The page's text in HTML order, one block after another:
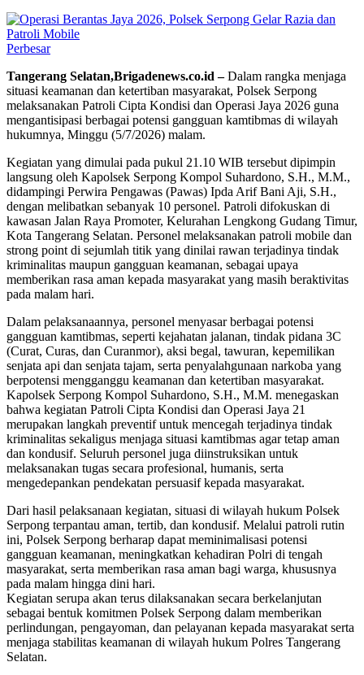
Perbesar
Tangerang Selatan,Brigadenews.co.id –Dalam rangka menjaga
situasi keamanan dan ketertiban masyarakat, Polsek Serpong
melaksanakan Patroli Cipta Kondisi dan Operasi Jaya 2026 guna
mengantisipasi berbagai potensi gangguan kamtibmas di wilayah
hukumnya, Minggu (5/7/2026) malam.
Kegiatan yang dimulai pada pukul 21.10 WIB tersebut dipimpin
langsung oleh Kapolsek Serpong Kompol Suhardono, S.H., M.M.,
didampingi Perwira Pengawas (Pawas) Ipda Arif Bani Aji, S.H.,
dengan melibatkan sebanyak 10 personel. Patroli difokuskan di
kawasan Jalan Raya Promoter, Kelurahan Lengkong Gudang Timur,
Kota Tangerang Selatan. Personel melaksanakan patroli mobile dan
strong point di sejumlah titik yang dinilai rawan terjadinya tindak
kriminalitas maupun gangguan keamanan, sebagai upaya
memberikan rasa aman kepada masyarakat yang masih beraktivitas
pada malam hari.
Dalam pelaksanaannya, personel menyasar berbagai potensi
gangguan kamtibmas, seperti kejahatan jalanan, tindak pidana 3C
(Curat, Curas, dan Curanmor), aksi begal, tawuran, kepemilikan
senjata api dan senjata tajam, serta penyalahgunaan narkoba yang
berpotensi mengganggu keamanan dan ketertiban masyarakat.
Kapolsek Serpong Kompol Suhardono, S.H., M.M. menegaskan
bahwa kegiatan Patroli Cipta Kondisi dan Operasi Jaya 21
merupakan langkah preventif untuk mencegah terjadinya tindak
kriminalitas sekaligus menjaga situasi kamtibmas agar tetap aman
dan kondusif. Seluruh personel juga diinstruksikan untuk
melaksanakan tugas secara profesional, humanis, serta
mengedepankan pendekatan persuasif kepada masyarakat.
Dari hasil pelaksanaan kegiatan, situasi di wilayah hukum Polsek
Serpong terpantau aman, tertib, dan kondusif. Melalui patroli rutin
ini, Polsek Serpong berharap dapat meminimalisasi potensi
gangguan keamanan, meningkatkan kehadiran Polri di tengah
masyarakat, serta memberikan rasa aman bagi warga, khususnya
pada malam hingga dini hari.
Kegiatan serupa akan terus dilaksanakan secara berkelanjutan
sebagai bentuk komitmen Polsek Serpong dalam memberikan
perlindungan, pengayoman, dan pelayanan kepada masyarakat serta
menjaga stabilitas keamanan di wilayah hukum Polres Tangerang
Selatan.